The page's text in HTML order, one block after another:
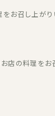
お召し上がり
店の料理をお